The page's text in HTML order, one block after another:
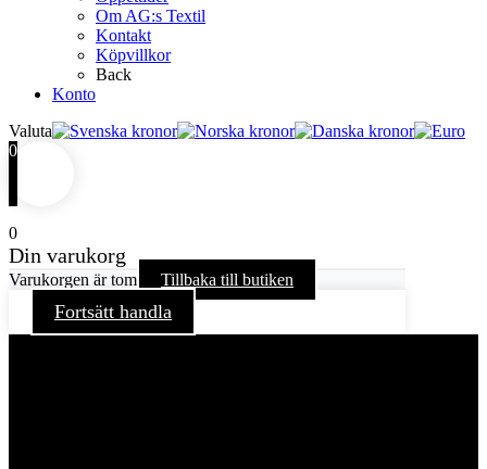
Om AG:s Textil
Kontakt
Köpvillkor
Back
Konto
Valuta
0
0
Din varukorg
Varukorgen är tom Tillbaka till butiken
Fortsätt handla